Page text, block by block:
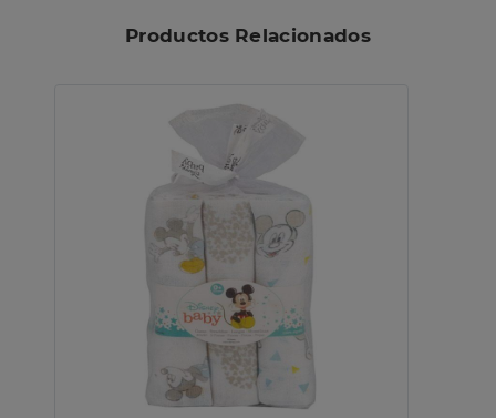
Productos Relacionados